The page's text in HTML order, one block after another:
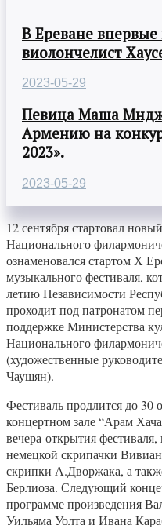
В Ереване
виолончелист
2023-05-29
Певица Маша
Армению на
2023».
2023-05-29
12 сентября стартовал
Национального
ознаменовался стартом Х
музыкального фестиваля,
летию Независимости
проходит под патронатом
поддержке Министерства
Национального
(художественные
Чаушян).
Фестиваль продлится до 30
концертном зале “Арам
вечера-открытия
немецкой скрипачки
скрипки А.Дворжака, а
Берлиоза. Следующий
программе произведения
Уильяма Уолта и Ивана